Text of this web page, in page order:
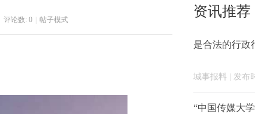
评论数: 0 帖子模式
资讯推荐
是合法的行政
城事报料 | 发布
“中国传媒大